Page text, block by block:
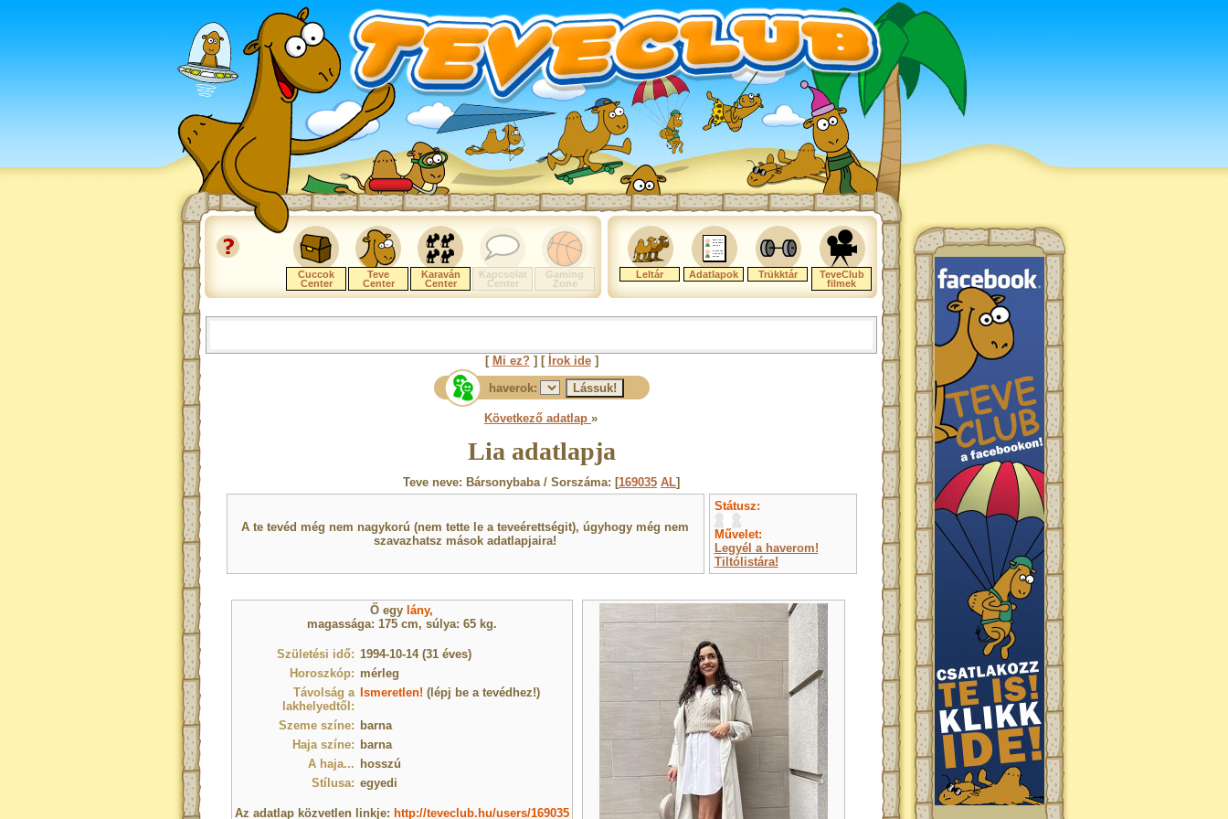
Cuccok
Center
Teve
Center
Karaván
Center
Kapcsolat
Center
Gaming
Zone
Leltár Adatlapok Trükktár
TeveClub
filmek
[ Mi ez?] [ Írok ide]
haverok:
Következő adatlap »
Lia adatlapja
Teve neve: Bársonybaba / Sorszáma: [169035 AL]
A te tevéd még nem nagykorú (nem tette le a teveérettségit), úgyhogy még nem
szavazhatsz mások adatlapjaira!
Státusz:
Művelet:
Legyél a haverom!
Tiltólistára!
Ő egy lány,
magassága: 175 cm, súlya: 65 kg.
Születési idő: 1994-10-14 (31 éves)
Horoszkóp: mérleg
Távolság a
lakhelyedtől:
Ismeretlen! (lépj be a tevédhez!)
Szeme színe: barna
Haja színe: barna
A haja... hosszú
Stílusa: egyedi
Az adatlap közvetlen linkje: http://teveclub.hu/users/169035